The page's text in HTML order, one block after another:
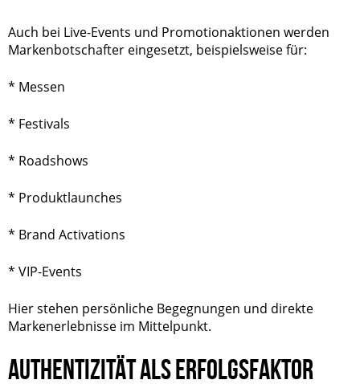
Auch bei Live-Events und Promotionaktionen werden
Markenbotschafter eingesetzt, beispielsweise für:
* Messen
* Festivals
* Roadshows
* Produktlaunches
* Brand Activations
* VIP-Events
Hier stehen persönliche Begegnungen und direkte
Markenerlebnisse im Mittelpunkt.
AUTHENTIZITÄT ALS ERFOLGSFAKTOR